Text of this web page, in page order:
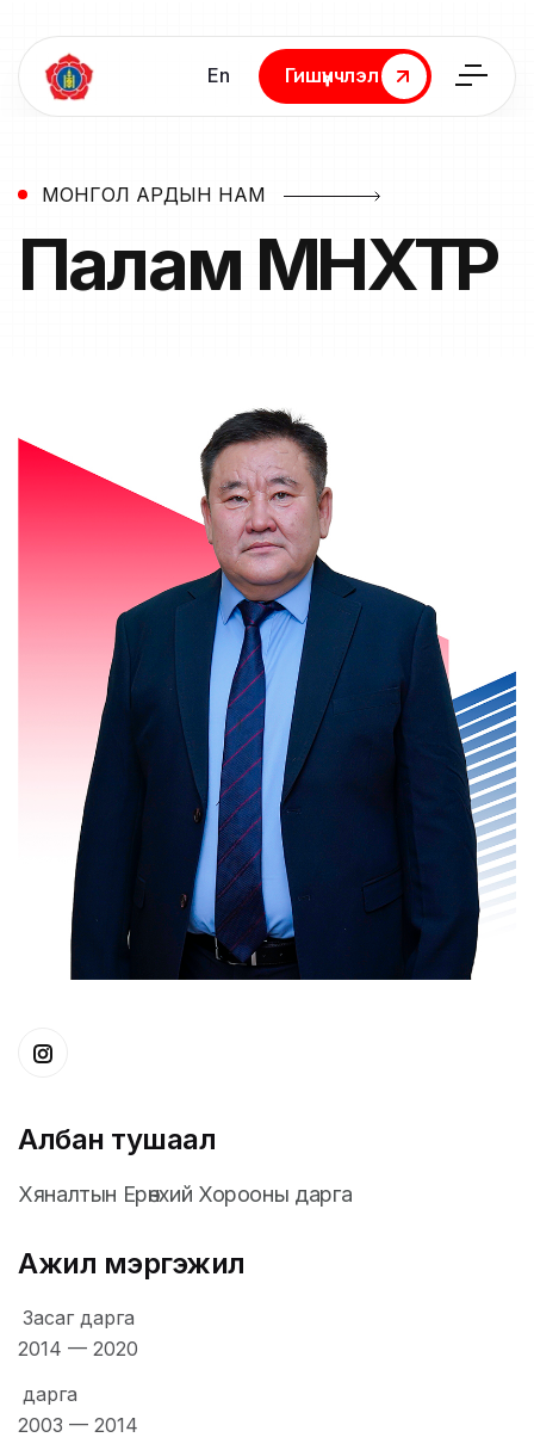
En
Гишүүнчлэл
Гишүүнчлэл
МОНГОЛ АРДЫН НАМ
Палам МӨНХТӨР
Албан тушаал
Хяналтын Ерөнхий Хорооны дарга
Ажил мэргэжил
Засаг дарга
2014 — 2020
дарга
2003 — 2014